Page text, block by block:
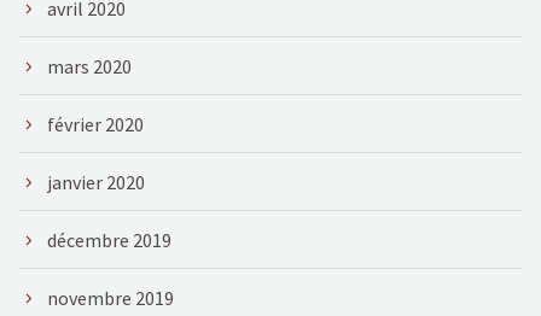
avril 2020
mars 2020
février 2020
janvier 2020
décembre 2019
novembre 2019